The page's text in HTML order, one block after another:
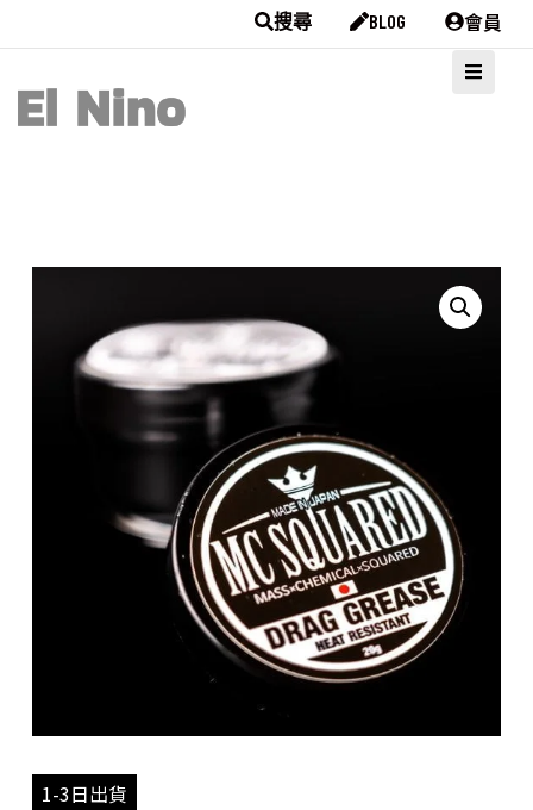
搜尋 BLOG 會員
1-3日出貨